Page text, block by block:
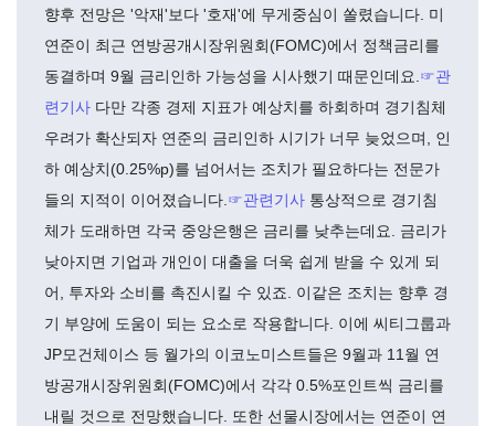
향후 전망은 '악재'보다 '호재'에 무게중심이 쏠렸습니다. 미
연준이 최근 연방공개시장위원회(FOMC)에서 정책금리를
동결하며 9월 금리인하 가능성을 시사했기 때문인데요. ☞관
련기사 다만 각종 경제 지표가 예상치를 하회하며 경기침체
우려가 확산되자 연준의 금리인하 시기가 너무 늦었으며, 인
하 예상치(0.25%p)를 넘어서는 조치가 필요하다는 전문가
들의 지적이 이어졌습니다. ☞관련기사 통상적으로 경기침
체가 도래하면 각국 중앙은행은 금리를 낮추는데요. 금리가
낮아지면 기업과 개인이 대출을 더욱 쉽게 받을 수 있게 되
어, 투자와 소비를 촉진시킬 수 있죠. 이같은 조치는 향후 경
기 부양에 도움이 되는 요소로 작용합니다. 이에 씨티그룹과
JP모건체이스 등 월가의 이코노미스트들은 9월과 11월 연
방공개시장위원회(FOMC)에서 각각 0.5%포인트씩 금리를
내릴 것으로 전망했습니다. 또한 선물시장에서는 연준이 연